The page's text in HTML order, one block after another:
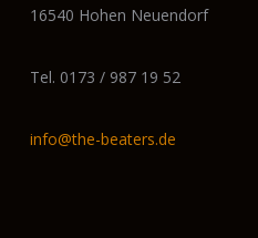
16540 Hohen Neuendorf
Tel. 0173 / 987 19 52
info@the-beaters.de